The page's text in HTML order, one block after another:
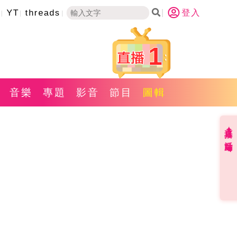
YT threads 登入
1
音樂 專題 影音 節目 圖輯
直播✦活動